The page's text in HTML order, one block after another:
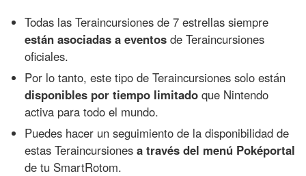
Todas las Teraincursiones de 7 estrellas siempre
están asociadas a eventos de Teraincursiones
oficiales.
Por lo tanto, este tipo de Teraincursiones solo están
disponibles por tiempo limitado que Nintendo
activa para todo el mundo.
Puedes hacer un seguimiento de la disponibilidad de
estas Teraincursionesa través del menú Poképortal
de tu SmartRotom.